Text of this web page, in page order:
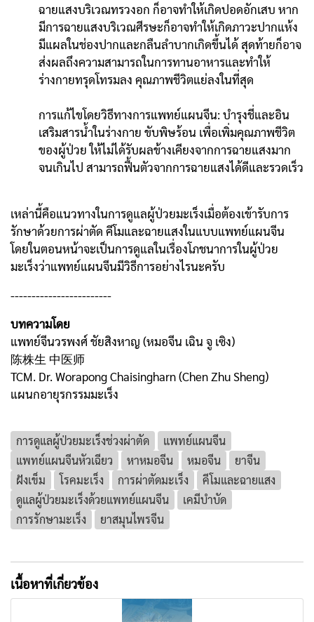
ฉายแสงบริเวณทรวงอก ก็อาจทำให้เกิดปอดอักเสบ หาก
มีการฉายแสงบริเวณศีรษะก็อาจทำให้เกิดภาวะปากแห้ง
มีแผลในช่องปากและกลืนลำบากเกิดขึ้นได้ สุดท้ายก็อาจ
ส่งผลถึงความสามารถในการทานอาหารและทำให้
ร่างกายทรุดโทรมลง คุณภาพชีวิตแย่ลงในที่สุด
การแก้ไขโดยวิธีทางการแพทย์แผนจีน: บำรุงชี่และอิน
เสริมสารนํ้าในร่างกาย ขับพิษร้อน เพื่อเพิ่มคุณภาพชีวิต
ของผู้ป่วย ให้ไม่ได้รับผลข้างเคียงจากการฉายแสงมาก
จนเกินไป สามารถฟื้นตัวจากการฉายแสงได้ดีและรวดเร็ว
เหล่านี้คือแนวทางในการดูแลผู้ป่วยมะเร็งเมื่อต้องเข้ารับการ
รักษาด้วยการผ่าตัด คีโมและฉายแสงในแบบแพทย์แผนจีน
โดยในตอนหน้าจะเป็นการดูแลในเรื่องโภชนาการในผู้ป่วย
มะเร็งว่าแพทย์แผนจีนมีวิธีการอย่างไรนะครับ
------------------------
บทความโดย
แพทย์จีนวรพงศ์ ชัยสิงหาญ (หมอจีน เฉิน จู เซิง)
陈株生 中医师
TCM. Dr. Worapong Chaisingharn (Chen Zhu Sheng)
แผนกอายุรกรรมมะเร็ง
การดูแลผู้ป่วยมะเร็งช่วงผ่าตัด
แพทย์แผนจีน
แพทย์แผนจีนหัวเฉียว
หาหมอจีน หมอจีน
ยาจีน
ฝังเข็ม
โรคมะเร็ง การผ่าตัดมะเร็ง
คีโมและฉายแสง
ดูแลผู้ป่วยมะเร็งด้วยแพทย์แผนจีน
เคมีบำบัด
การรักษามะเร็ง
ยาสมุนไพรจีน
เนื้อหาที่เกี่ยวข้อง